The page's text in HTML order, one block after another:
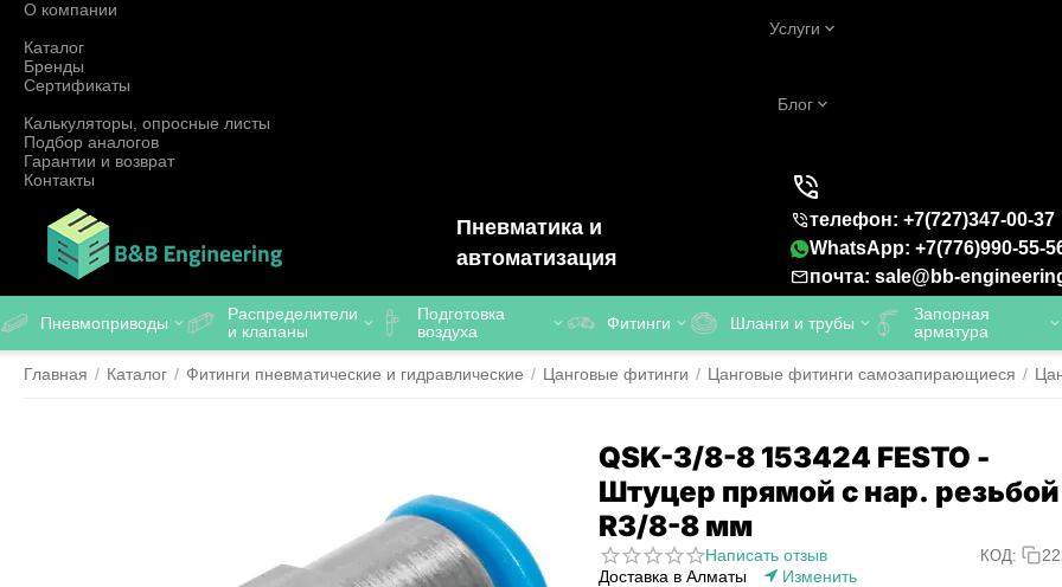
О компании
Услуги
Каталог
Бренды
Сертификаты
Блог
Калькуляторы, опросные листы
Подбор аналогов
Гарантии и возврат
Контакты
Пневматика и
автоматизация
телефон: +7(727)347-00-37
WhatsApp: +7(776)990-55-
почта: sale@bb-
Пневмоприводы
Распределители
и клапаны
Подготовка
воздуха
Фитинги Шланги и трубы
Запорная
арматура
Главная / Каталог / Фитинги пневматические и гидравлические / Цанговые фитинги / Цанговые фитинги самозапирающиеся /
QSK-3/8-8 153424 FESTO -
Штуцер прямой с нар. резьбой
R3/8-8 мм
Написать отзыв КОД:
Доставка в Алматы
Изменить